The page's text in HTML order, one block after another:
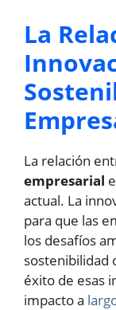
La
La relación
empresarial
actual. La
para que las
los desafíos
sostenibilidad
éxito de esas
impacto a